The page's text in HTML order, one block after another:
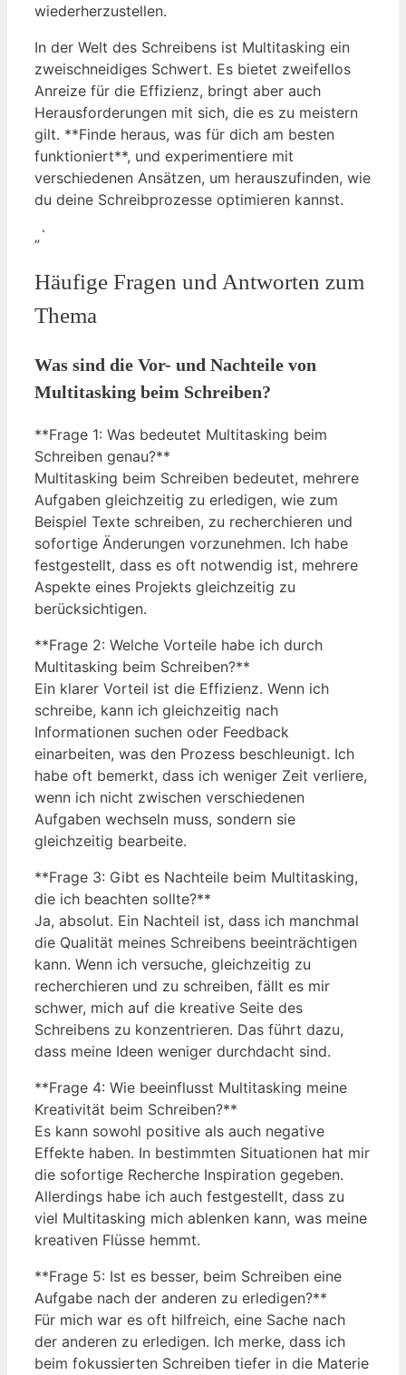
wiederherzustellen.
In der Welt des Schreibens ist Multitasking ein
zweischneidiges Schwert. Es bietet zweifellos
Anreize für die Effizienz, bringt aber auch
Herausforderungen mit sich, die es zu meistern
gilt. **Finde heraus, was für dich am besten
funktioniert**, und experimentiere mit
verschiedenen Ansätzen, um herauszufinden, wie
du deine Schreibprozesse optimieren kannst.
„`
Häufige Fragen und Antworten zum
Thema
Was sind die Vor- und Nachteile von
Multitasking beim Schreiben?
**Frage 1: Was bedeutet Multitasking beim
Schreiben genau?**
Multitasking beim Schreiben bedeutet, mehrere
Aufgaben gleichzeitig zu erledigen, wie zum
Beispiel Texte schreiben, zu recherchieren und
sofortige Änderungen vorzunehmen. Ich habe
festgestellt, dass es oft notwendig ist, mehrere
Aspekte eines Projekts gleichzeitig zu
berücksichtigen.
**Frage 2: Welche Vorteile habe ich durch
Multitasking beim Schreiben?**
Ein klarer Vorteil ist die Effizienz. Wenn ich
schreibe, kann ich gleichzeitig nach
Informationen suchen oder Feedback
einarbeiten, was den Prozess beschleunigt. Ich
habe oft bemerkt, dass ich weniger Zeit verliere,
wenn ich nicht zwischen verschiedenen
Aufgaben wechseln muss, sondern sie
gleichzeitig bearbeite.
**Frage 3: Gibt es Nachteile beim Multitasking,
die ich beachten sollte?**
Ja, absolut. Ein Nachteil ist, dass ich manchmal
die Qualität meines Schreibens beeinträchtigen
kann. Wenn ich versuche, gleichzeitig zu
recherchieren und zu schreiben, fällt es mir
schwer, mich auf die kreative Seite des
Schreibens zu konzentrieren. Das führt dazu,
dass meine Ideen weniger durchdacht sind.
**Frage 4: Wie beeinflusst Multitasking meine
Kreativität beim Schreiben?**
Es kann sowohl positive als auch negative
Effekte haben. In bestimmten Situationen hat mir
die sofortige Recherche Inspiration gegeben.
Allerdings habe ich auch festgestellt, dass zu
viel Multitasking mich ablenken kann, was meine
kreativen Flüsse hemmt.
**Frage 5: Ist es besser, beim Schreiben eine
Aufgabe nach der anderen zu erledigen?**
Für mich war es oft hilfreich, eine Sache nach
der anderen zu erledigen. Ich merke, dass ich
beim fokussierten Schreiben tiefer in die Materie